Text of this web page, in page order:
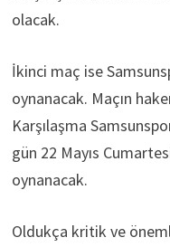
olacak.
İkinci maç ise
oynanacak. Maçın
Karşılaşma
gün 22 Mayıs
oynanacak.
Oldukça kritik ve